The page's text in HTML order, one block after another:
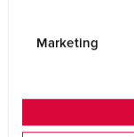
s
Marketing